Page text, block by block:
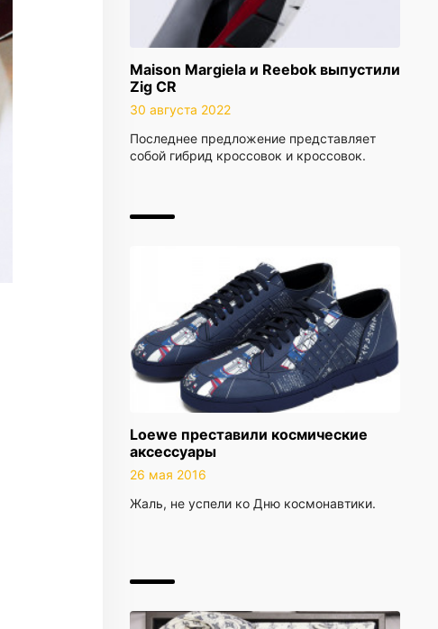
Maison Margiela и Reebok выпустили
Zig CR
30 августа 2022
Последнее предложение представляет
собой гибрид кроссовок и кроссовок.
Loewe преставили космические
аксессуары
26 мая 2016
Жаль, не успели ко Дню космонавтики.